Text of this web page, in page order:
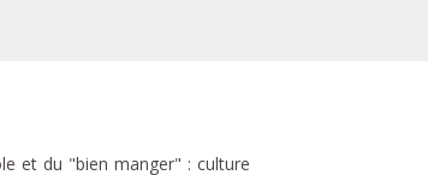
et du "bien manger" : culture